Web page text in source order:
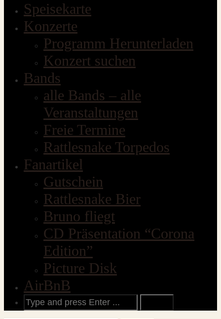
Speisekarte
Konzerte
Programm Herunterladen
Konzert suchen
Bands
alle Bands – alle
Veranstaltungen
Freie Termine
Rattlesnake Torpedos
Fanartikel
Gutschein
Rattlesnake Bier
Bruno fliegt
CD Präsentation “Corona
Edition”
Picture Disk
AirBnB
Search
for: